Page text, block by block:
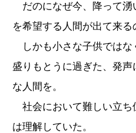
だのになぜ今、降って湧
を希望する人間が出て来る
しかも小さな子供ではな
盛りもとうに過ぎた、発声
な人間を。
社会において難しい立ち
は理解していた。